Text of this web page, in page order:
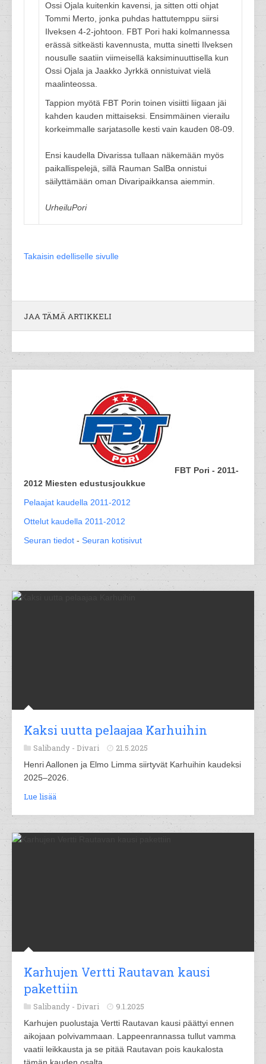
Ossi Ojala kuitenkin kavensi, ja sitten otti ohjat
Tommi Merto, jonka puhdas hattutemppu siirsi
Ilveksen 4-2-johtoon. FBT Pori haki kolmannessa
erässä sitkeästi kavennusta, mutta sinetti Ilveksen
nousulle saatiin viimeisellä kaksiminuuttisella kun
Ossi Ojala ja Jaakko Jyrkkä onnistuivat vielä
maalinteossa.
Tappion myötä FBT Porin toinen visiitti liigaan jäi
kahden kauden mittaiseksi. Ensimmäinen vierailu
korkeimmalle sarjatasolle kesti vain kauden 08-09.
Ensi kaudella Divarissa tullaan näkemään myös
paikallispelejä, sillä Rauman SalBa onnistui
säilyttämään oman Divaripaikkansa aiemmin.
UrheiluPori
Takaisin edelliselle sivulle
JAA TÄMÄ ARTIKKELI
FBT Pori - 2011-
2012 Miesten edustusjoukkue
Pelaajat kaudella 2011-2012
Ottelut kaudella 2011-2012
Seuran tiedot - Seuran kotisivut
Kaksi uutta pelaajaa Karhuihin
Salibandy - Divari 21.5.2025
Henri Aallonen ja Elmo Limma siirtyvät Karhuihin kaudeksi
2025–2026.
Lue lisää
Karhujen Vertti Rautavan kausi
pakettiin
Salibandy - Divari 9.1.2025
Karhujen puolustaja Vertti Rautavan kausi päättyi ennen
aikojaan polvivammaan. Lappeenrannassa tullut vamma
vaatii leikkausta ja se pitää Rautavan pois kaukalosta